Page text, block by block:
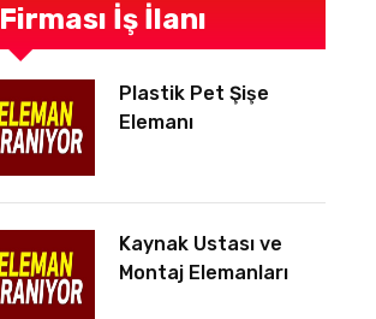
Firması İş İlanı
Plastik Pet Şişe
Elemanı
Kaynak Ustası ve
Montaj Elemanları